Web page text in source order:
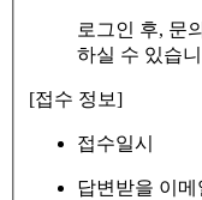
로그인 후, 문
하실 수 있습
[접수 정보]
접수일시
답변받을 이메